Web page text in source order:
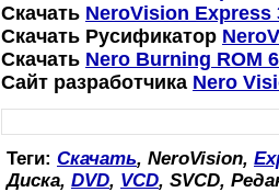
Скачать NeroVision Express
Скачать Русификатор
Скачать Nero Burning ROM
Сайт разработчика Nero
Теги: Скачать, NeroVision,
Диска, DVD, VCD, SVCD,